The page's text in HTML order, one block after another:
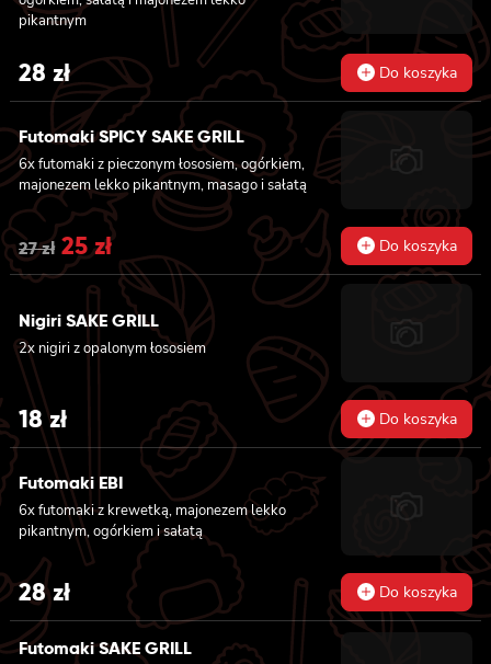
pikantnym
28 zł Do koszyka
Futomaki SPICY SAKE GRILL
6x futomaki z pieczonym łososiem, ogórkiem,
majonezem lekko pikantnym, masago i sałatą
27zł Original
price
was:
27 zł.
25złCurrent
price
is:
25 zł.
Do koszyka
Nigiri SAKE GRILL
2x nigiri z opalonym łososiem
18zł Do koszyka
Futomaki EBI
6x futomaki z krewetką, majonezem lekko
pikantnym, ogórkiem i sałatą
28zł Do koszyka
Futomaki SAKE GRILL